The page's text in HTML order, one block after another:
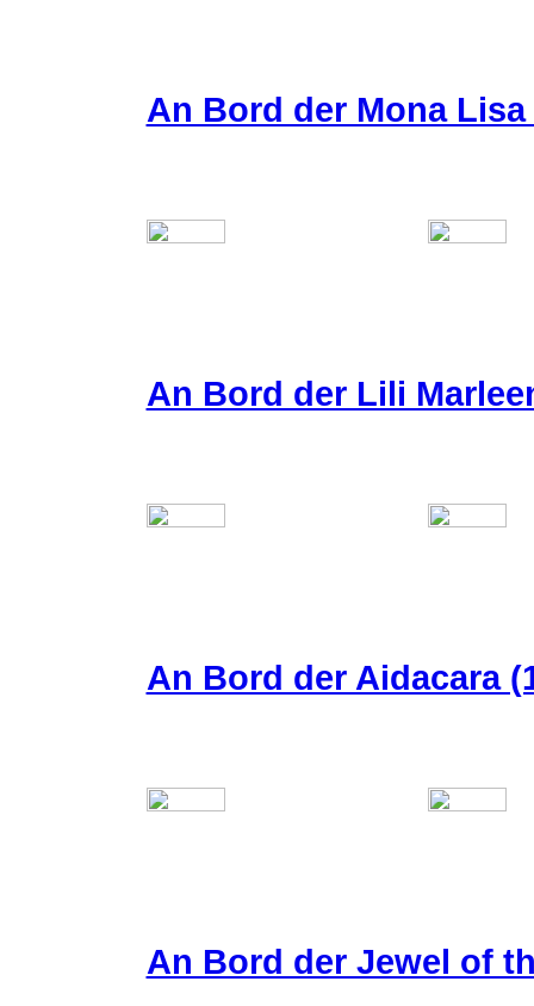
An Bord der Mona Lisa
An Bord der Lili
An Bord der Aidacara
An Bord der Jewel of